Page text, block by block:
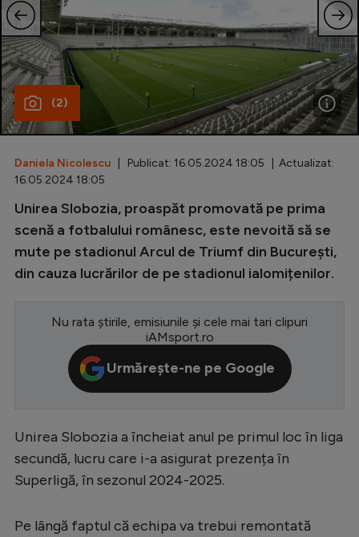
Fotbal feminin
Special
Diverse
Inedit
Champions League
Europa League
Conference League
CM 2026
Premier League
LaLiga
Bundesliga
Ligue 1
Starurile fotbalului
(2)
Daniela Nicolescu | Publicat: 16.05.2024 18:05 | Actualizat:
16.05.2024 18:05
Unirea Slobozia, proaspăt promovată pe prima
scenă a fotbalului românesc, este nevoită să se
mute pe stadionul Arcul de Triumf din București,
din cauza lucrărilor de pe stadionul ialomițenilor.
Nu rata știrile, emisiunile și cele mai tari clipuri
iAMsport.ro
Urmărește-ne pe Google
Unirea Slobozia a încheiat anul pe primul loc în liga
secundă, lucru care i-a asigurat prezența în
Superligă, în sezonul 2024-2025.
Pe lângă faptul că echipa va trebui remontată